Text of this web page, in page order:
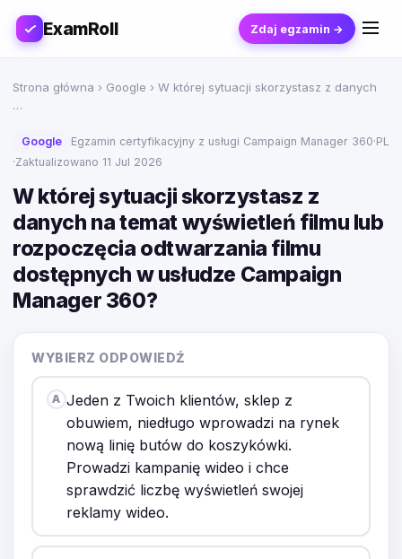
ExamRoll Zdaj egzamin →
Strona główna › Google › W której sytuacji skorzystasz z danych
…
Google Egzamin certyfikacyjny z usługi Campaign Manager 360·PL
·Zaktualizowano 11 Jul 2026
W której sytuacji skorzystasz z
danych na temat wyświetleń filmu lub
rozpoczęcia odtwarzania filmu
dostępnych w usłudze Campaign
Manager 360?
WYBIERZ ODPOWIEDŹ
A Jeden z Twoich klientów, sklep z
obuwiem, niedługo wprowadzi na rynek
nową linię butów do koszykówki.
Prowadzi kampanię wideo i chce
sprawdzić liczbę wyświetleń swojej
reklamy wideo.